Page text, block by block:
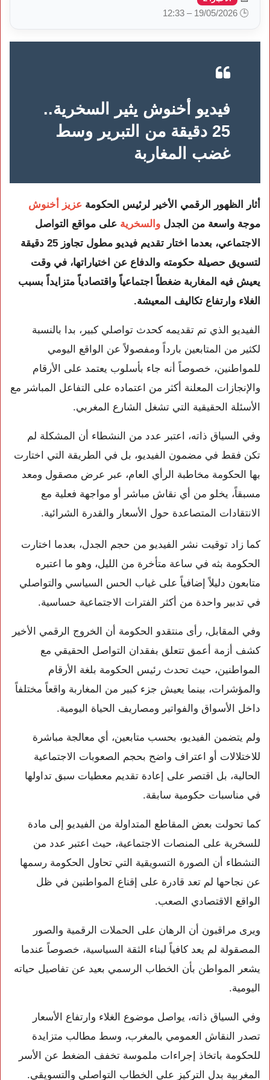
🕒 19/05/2026 – 12:33
فيديو أخنوش يثير السخرية..
25 دقيقة من التبرير وسط
غضب المغاربة
أثار الظهور الرقمي الأخير لرئيس الحكومة عزيز أخنوش
موجة واسعة من الجدل والسخرية على مواقع التواصل
الاجتماعي، بعدما اختار تقديم فيديو مطول تجاوز 25 دقيقة
لتسويق حصيلة حكومته والدفاع عن اختياراتها، في وقت
يعيش فيه المغاربة ضغطاً اجتماعياً واقتصادياً متزايداً بسبب
الغلاء وارتفاع تكاليف المعيشة.
الفيديو الذي تم تقديمه كحدث تواصلي كبير، بدا بالنسبة
لكثير من المتابعين بارداً ومفصولاً عن الواقع اليومي
للمواطنين، خصوصاً أنه جاء بأسلوب يعتمد على الأرقام
والإنجازات المعلنة أكثر من اعتماده على التفاعل المباشر مع
الأسئلة الحقيقية التي تشغل الشارع المغربي.
وفي السياق ذاته، اعتبر عدد من النشطاء أن المشكلة لم
تكن فقط في مضمون الفيديو، بل في الطريقة التي اختارت
بها الحكومة مخاطبة الرأي العام، عبر عرض مصقول ومعد
مسبقاً، يخلو من أي نقاش مباشر أو مواجهة فعلية مع
الانتقادات المتصاعدة حول الأسعار والقدرة الشرائية.
كما زاد توقيت نشر الفيديو من حجم الجدل، بعدما اختارت
الحكومة بثه في ساعة متأخرة من الليل، وهو ما اعتبره
متابعون دليلاً إضافياً على غياب الحس السياسي والتواصلي
في تدبير واحدة من أكثر الفترات الاجتماعية حساسية.
وفي المقابل، رأى منتقدو الحكومة أن الخروج الرقمي الأخير
كشف أزمة أعمق تتعلق بفقدان التواصل الحقيقي مع
المواطنين، حيث تحدث رئيس الحكومة بلغة الأرقام
والمؤشرات، بينما يعيش جزء كبير من المغاربة واقعاً مختلفاً
داخل الأسواق والفواتير ومصاريف الحياة اليومية.
ولم يتضمن الفيديو، بحسب متابعين، أي معالجة مباشرة
للاختلالات أو اعتراف واضح بحجم الصعوبات الاجتماعية
الحالية، بل اقتصر على إعادة تقديم معطيات سبق تداولها
في مناسبات حكومية سابقة.
كما تحولت بعض المقاطع المتداولة من الفيديو إلى مادة
للسخرية على المنصات الاجتماعية، حيث اعتبر عدد من
النشطاء أن الصورة التسويقية التي تحاول الحكومة رسمها
عن نجاحها لم تعد قادرة على إقناع المواطنين في ظل
الواقع الاقتصادي الصعب.
ويرى مراقبون أن الرهان على الحملات الرقمية والصور
المصقولة لم يعد كافياً لبناء الثقة السياسية، خصوصاً عندما
يشعر المواطن بأن الخطاب الرسمي بعيد عن تفاصيل حياته
اليومية.
وفي السياق ذاته، يواصل موضوع الغلاء وارتفاع الأسعار
تصدر النقاش العمومي بالمغرب، وسط مطالب متزايدة
للحكومة باتخاذ إجراءات ملموسة تخفف الضغط عن الأسر
المغربية بدل التركيز على الخطاب التواصلي والتسويقي.